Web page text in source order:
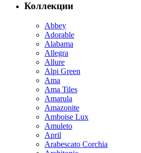
Коллекции
Abbey
Adorable
Alabama
Allegra
Allure
Alpi Green
Ama
Ama Tiles
Amarula
Amazonite
Amboise Lux
Amuleto
April
Arabescato Corchia